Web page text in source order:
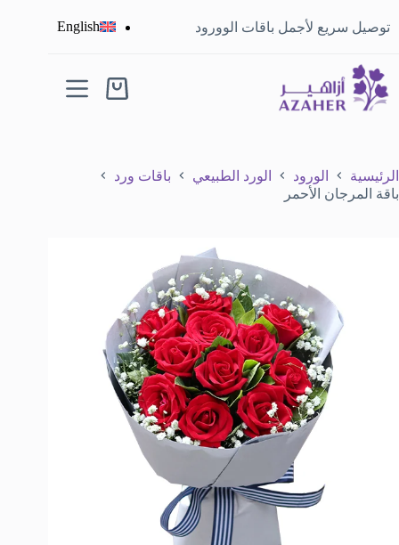
توصيل سريع لأجمل باقات الوورود English
الرئيسية الورود الورد الطبيعي
باقات ورد
باقة المرجان الأحمر